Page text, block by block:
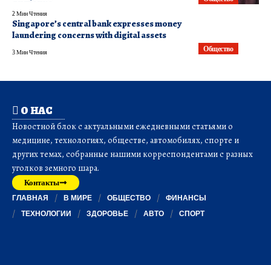
2 Мин Чтения
Общество
Singapore’s central bank expresses money
laundering concerns with digital assets
3 Мин Чтения
О НАС
Новостной блок с актуальными ежедневными статьями о
медицине, технологиях, обществе, автомобилях, спорте и
других темах, собранные нашими корреспондентами с разных
уголков земного шара.
Контакты
ГЛАВНАЯ В МИРЕ ОБЩЕСТВО
ФИНАНСЫ
ТЕХНОЛОГИИ
ЗДОРОВЬЕ АВТО СПОРТ